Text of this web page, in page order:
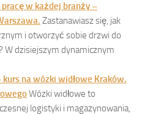
w każdej branży –
Zastanawiasz się, jak
i otworzyć sobie drzwi do
W dzisiejszym dynamicznym
na wózki widłowe Kraków.
Wózki widłowe to
logistyki i magazynowania,